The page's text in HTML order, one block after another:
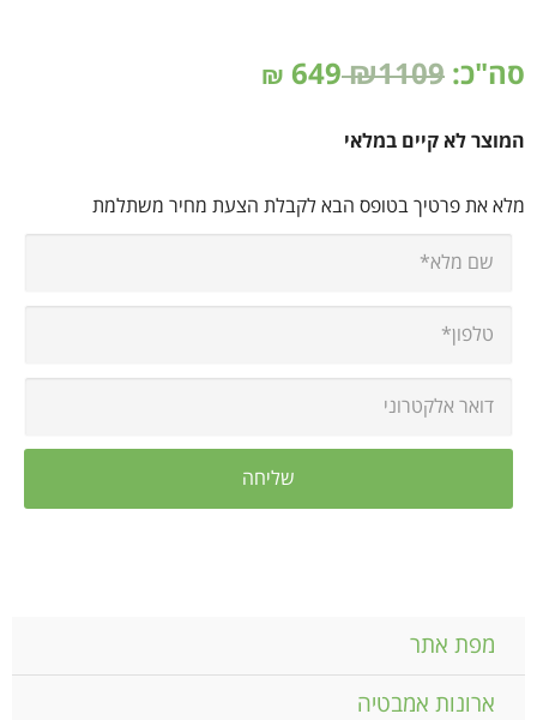
סה"כ: ₪1109
649
₪
המוצר לא קיים במלאי
מלא את פרטיך בטופס הבא לקבלת הצעת מחיר משתלמת
מפת אתר
ארונות אמבטיה